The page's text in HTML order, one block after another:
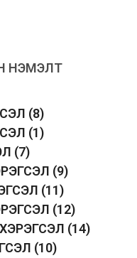
НЭМЭЛТ
(8)
(1)
(7)
(9)
(11)
(12)
(14)
(10)